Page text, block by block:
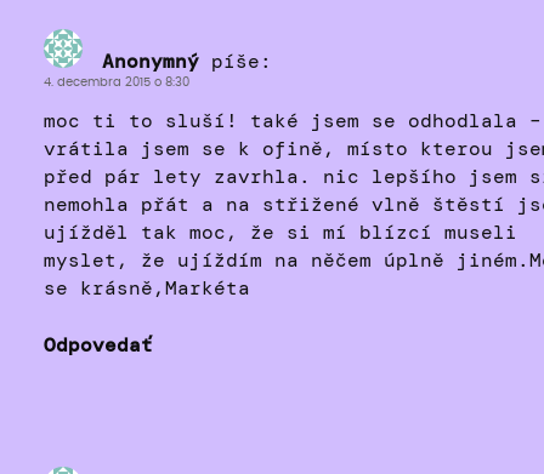
Anonymný píše:
4. decembra 2015 o 8:30
moc ti to sluší! také jsem se odhodlala –
vrátila jsem se k ofině, místo kterou
před pár lety zavrhla. nic lepšího jsem
nemohla přát a na střižené vlně štěstí
ujížděl tak moc, že si mí blízcí museli
myslet, že ujíždím na něčem úplně
se krásně,Markéta
Odpovedať